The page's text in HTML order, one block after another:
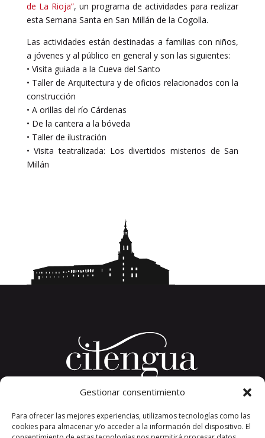
Gestionar consentimiento
Para ofrecer las mejores experiencias, utilizamos tecnologías como las
cookies para almacenar y/o acceder a la información del dispositivo. El
de La Rioja”, un programa de actividades para realizar
esta Semana Santa en San Millán de la Cogolla.
Las actividades están destinadas a familias con niños,
a jóvenes y al público en general y son las siguientes:
• Visita guiada a la Cueva del Santo
• Taller de Arquitectura y de oficios relacionados con la
construcción
• A orillas del río Cárdenas
• De la cantera a la bóveda
• Taller de ilustración
• Visita teatralizada: Los divertidos misterios de San
Millán
26326 San Millán de la Cogolla
La Rioja. España.